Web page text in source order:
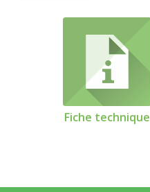
Fiche technique